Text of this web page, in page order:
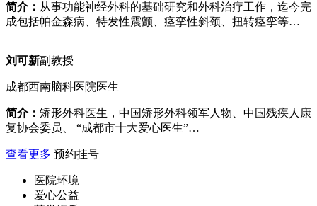
简介： 从事功能神经外科的基础研究和外科治疗工作，迄今完
成包括帕金森病、特发性震颤、痉挛性斜颈、扭转痉挛等…
刘可新副教授
成都西南脑科医院医生
简介： 矫形外科医生，中国矫形外科领军人物、中国残疾人康
复协会委员、 “成都市十大爱心医生”…
查看更多 预约挂号
医院环境
爱心公益